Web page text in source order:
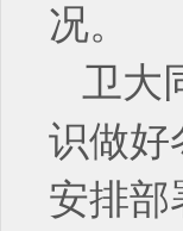
况。
卫大
识做好
安排部